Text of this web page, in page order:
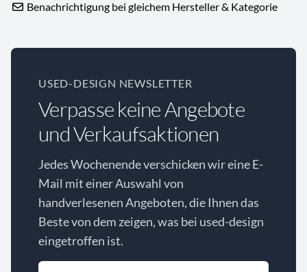
Benachrichtigung bei gleichem Hersteller & Kategorie
USED-DESIGN NEWSLETTER
Verpasse keine Angebote
und Verkaufsaktionen
Jedes Wochenende verschicken wir eine E-
Mail mit einer Auswahl von
handverlesenen Angeboten, die Ihnen das
Beste von dem zeigen, was bei used-design
eingetroffen ist.